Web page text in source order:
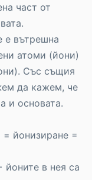
част от
е вътрешна
атоми (йони)
Със същия
да кажем, че
и основата.
йонизиране =
йоните в нея са